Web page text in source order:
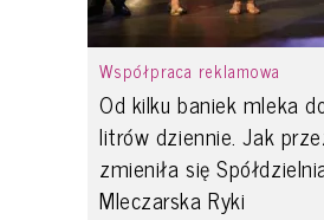
Współpraca reklamowa
Od kilku baniek mleka
litrów dziennie. Jak
zmieniła się
Mleczarska Ryki